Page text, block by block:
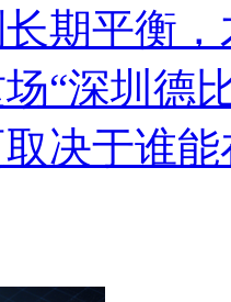
期平衡
“深圳德
决于谁